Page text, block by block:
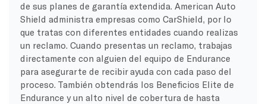
de sus planes de garantía extendida. American Auto
Shield administra empresas como CarShield, por lo
que tratas con diferentes entidades cuando realizas
un reclamo. Cuando presentas un reclamo, trabajas
directamente con alguien del equipo de Endurance
para asegurarte de recibir ayuda con cada paso del
proceso. También obtendrás los Beneficios Elite de
Endurance y un alto nivel de cobertura de hasta